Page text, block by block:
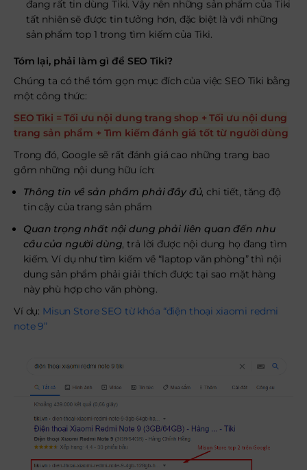
đang rất tin dùng Tiki. Vậy nên những sản phẩm của Tiki
tất nhiên sẽ được tin tưởng hơn, đặc biệt là với những
sản phẩm top 1 trong tìm kiếm của Tiki.
Tóm lại, phải làm gì để SEO Tiki?
Chúng ta có thể tóm gọn mục đích của việc SEO Tiki bằng
một công thức:
SEO Tiki = Tối ưu nội dung trang shop + Tối ưu nội dung
trang sản phẩm + Tìm kiếm đánh giá tốt từ người dùng
Trong đó, Google sẽ rất đánh giá cao những trang bao
gồm những nội dung hữu ích:
Thông tin về sản phẩm phải đầy đủ, chi tiết, tăng độ
tin cậy của trang sản phẩm
Quan trọng nhất nội dung phải liên quan đến nhu
cầu của người dùng, trả lời được nội dung họ đang tìm
kiếm. Ví dụ như tìm kiếm về “laptop văn phòng” thì nội
dung sản phẩm phải giải thích được tại sao mặt hàng
này phù hợp cho văn phòng.
Ví dụ: Misun Store SEO từ khóa “điện thoại xiaomi redmi
note 9”